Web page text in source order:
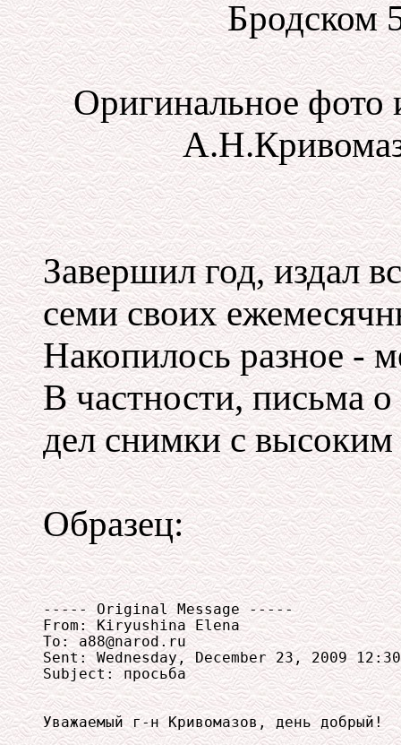
Бродском
Оригинальное фото
Завершил год, издал
семи своих
Накопилось разное -
В частности, письма
дел снимки с
Образец:
----- Original Message -----
From: Kiryushina Elena
To: a88@narod.ru
Sent: Wednesday, December 23, 2009 12:30
Subject: просьба
Уважаемый г-н Кривомазов, день добрый!